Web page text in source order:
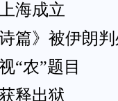
海成立
》被伊朗判
农”题目
释出狱